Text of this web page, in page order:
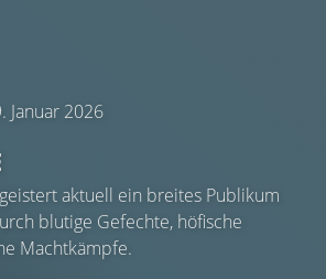
Januar 2026
aktuell ein breites Publikum
blutige Gefechte, höfische
Machtkämpfe.